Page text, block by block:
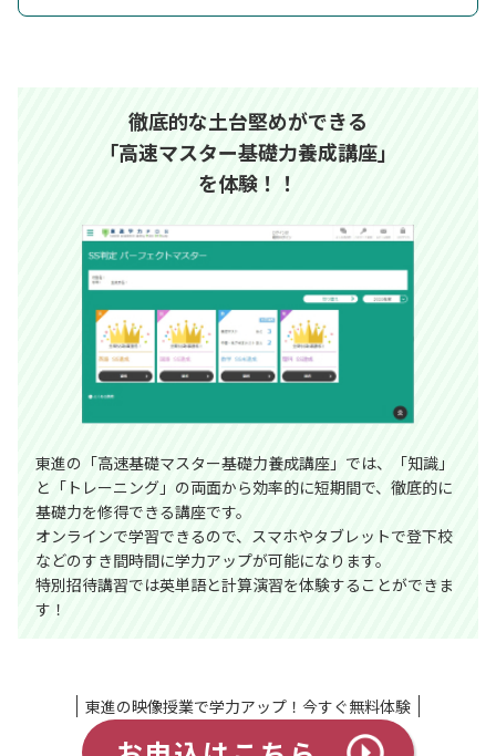
徹底的な土台堅めができる
「高速マスター基礎力養成講座」
を体験！！
東進の「高速基礎マスター基礎力養成講座」では、「知識」
と「トレーニング」の両面から効率的に短期間で、徹底的に
基礎力を修得できる講座です。
オンラインで学習できるので、スマホやタブレットで登下校
などのすき間時間に学力アップが可能になります。
特別招待講習では英単語と計算演習を体験することができま
す！
東進の映像授業で学力アップ！今すぐ無料体験